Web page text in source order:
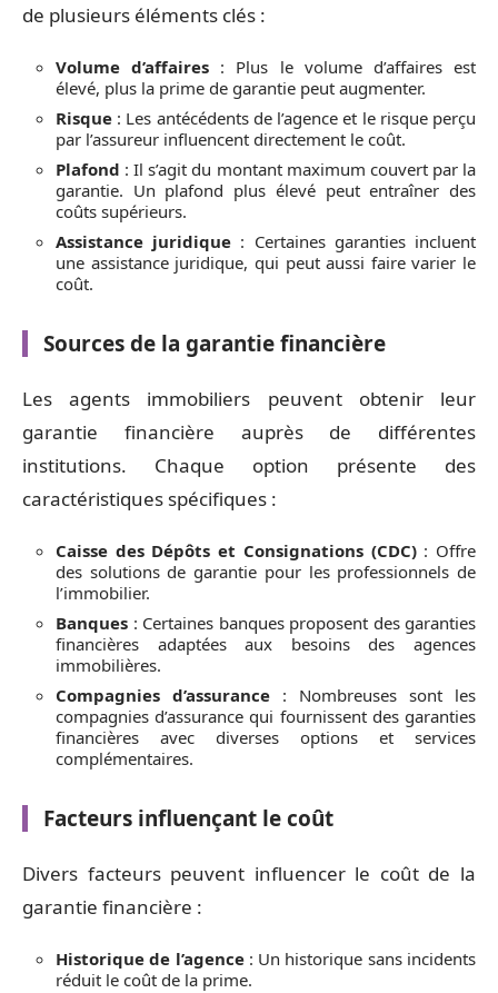
de plusieurs éléments clés :
Volume d’affaires : Plus le volume d’affaires est
élevé, plus la prime de garantie peut augmenter.
Risque : Les antécédents de l’agence et le risque perçu
par l’assureur influencent directement le coût.
Plafond : Il s’agit du montant maximum couvert par la
garantie. Un plafond plus élevé peut entraîner des
coûts supérieurs.
Assistance juridique : Certaines garanties incluent
une assistance juridique, qui peut aussi faire varier le
coût.
Sources de la garantie financière
Les agents immobiliers peuvent obtenir leur
garantie financière auprès de différentes
institutions. Chaque option présente des
caractéristiques spécifiques :
Caisse des Dépôts et Consignations (CDC): Offre
des solutions de garantie pour les professionnels de
l’immobilier.
Banques : Certaines banques proposent des garanties
financières adaptées aux besoins des agences
immobilières.
Compagnies d’assurance : Nombreuses sont les
compagnies d’assurance qui fournissent des garanties
financières avec diverses options et services
complémentaires.
Facteurs influençant le coût
Divers facteurs peuvent influencer le coût de la
garantie financière :
Historique de l’agence: Un historique sans incidents
réduit le coût de la prime.